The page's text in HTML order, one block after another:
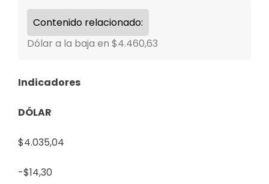
Contenido relacionado:
Dólar a la baja en $4.460,63
Indicadores
DÓLAR
$4.035,04
-$14,30